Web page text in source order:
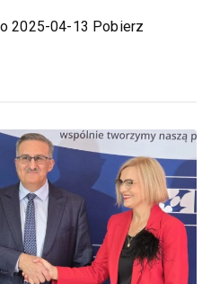
2025-04-13 Pobierz